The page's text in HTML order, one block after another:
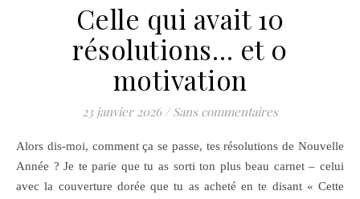
Celle qui avait 10
résolutions… et 0
motivation
23 janvier 2026 / Sans commentaires
Alors dis-moi, comment ça se passe, tes résolutions de Nouvelle
Année ? Je te parie que tu as sorti ton plus beau carnet – celui
avec la couverture dorée que tu as acheté en te disant « Cette